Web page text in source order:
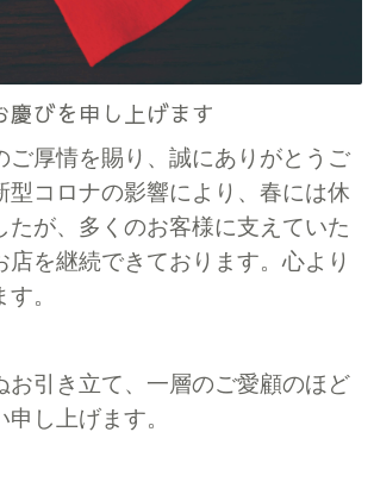
慶びを申し上げます
ご厚情を賜り、誠にありがとうご
型コロナの影響により、春には休
たが、多くのお客様に支えていた
店を継続できております。心より
。
お引き立て、一層のご愛顧のほど
し上げます。